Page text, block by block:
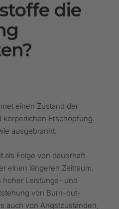
die
einen Zustand der
körperlichen Erschöpfung.
ausgebrannt.
als Folge von dauerhaft
einen längeren Zeitraum.
hoher Leistungs- und
von Burn-out-
auch von Angstzuständen,